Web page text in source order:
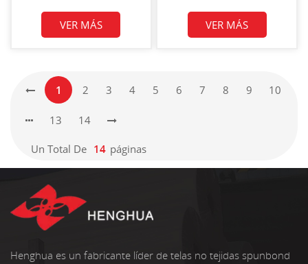
Nonwoven Polypropylene
Spunbond Nonwoven
VER MÁS
Tela No Tejida De PP 100%
Tela No Tejida De PP
VER MÁS
1 2 3 4 5 6 7 8 9 10
13 14
Un Total De 14 Páginas
Henghua es un fabricante líder de telas no tejidas spunbond